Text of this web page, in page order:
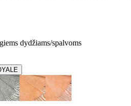
dydžiams/spalvoms